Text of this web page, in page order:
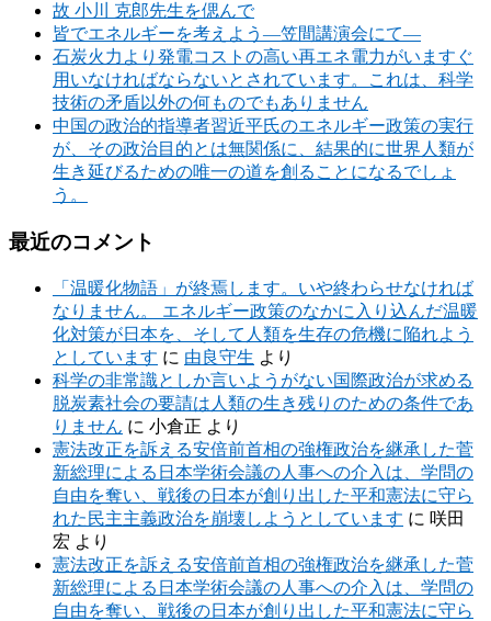
故 小川 克郎先生を偲んで
皆でエネルギーを考えよう―笠間講演会にて―
石炭火力より発電コストの高い再エネ電力がいますぐ
用いなければならないとされています。これは、科学
技術の矛盾以外の何ものでもありません
中国の政治的指導者習近平氏のエネルギー政策の実行
が、その政治目的とは無関係に、結果的に世界人類が
生き延びるための唯一の道を創ることになるでしょ
う。
最近のコメント
「温暖化物語」が終焉します。いや終わらせなければ
なりません。 エネルギー政策のなかに入り込んだ温暖
化対策が日本を、そして人類を生存の危機に陥れよう
としています に 由良守生 より
科学の非常識としか言いようがない国際政治が求める
脱炭素社会の要請は人類の生き残りのための条件であ
りません に 小倉正 より
憲法改正を訴える安倍前首相の強権政治を継承した菅
新総理による日本学術会議の人事への介入は、学問の
自由を奪い、戦後の日本が創り出した平和憲法に守ら
れた民主主義政治を崩壊しようとしています に 咲田
宏 より
憲法改正を訴える安倍前首相の強権政治を継承した菅
新総理による日本学術会議の人事への介入は、学問の
自由を奪い、戦後の日本が創り出した平和憲法に守ら